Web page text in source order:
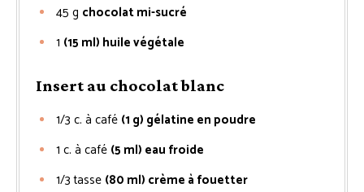
45 g chocolat mi-sucré
1 (15 ml) huile végétale
Insert au chocolat blanc
1/3 c. à café (1 g) gélatine en poudre
1 c. à café (5 ml) eau froide
1/3tasse (80 ml) crème à fouetter